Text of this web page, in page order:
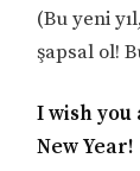
(Bu yeni
şapsal ol!
I wish you
New Year!